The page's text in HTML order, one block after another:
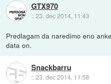
GTX970
::23. dec 2014, 11:43
Predlagam da naredimo eno
data on.
Snackbarru
::23. dec 2014, 11:58